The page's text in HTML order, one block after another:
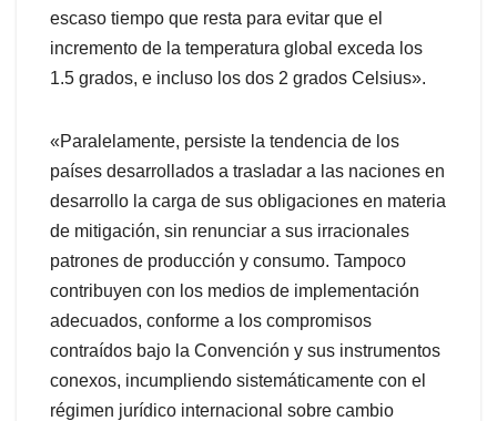
escaso tiempo que resta para evitar que el
incremento de la temperatura global exceda los
1.5 grados, e incluso los dos 2 grados Celsius».
«Paralelamente, persiste la tendencia de los
países desarrollados a trasladar a las naciones en
desarrollo la carga de sus obligaciones en materia
de mitigación, sin renunciar a sus irracionales
patrones de producción y consumo. Tampoco
contribuyen con los medios de implementación
adecuados, conforme a los compromisos
contraídos bajo la Convención y sus instrumentos
conexos, incumpliendo sistemáticamente con el
régimen jurídico internacional sobre cambio